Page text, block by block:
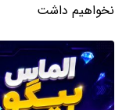
نخواهیم داشت